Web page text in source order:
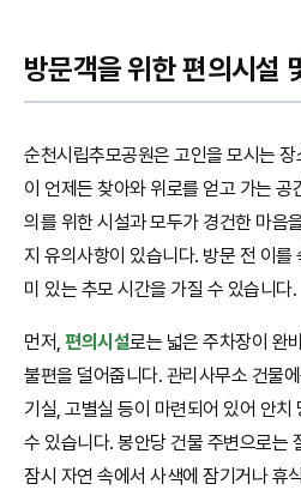
방문객을 위한 편의시설
순천시립추모공원은 고인을 모시는
이 언제든 찾아와 위로를 얻고 가는 공
의를 위한 시설과 모두가 경건한 마음
지 유의사항이 있습니다. 방문 전 이를
미 있는 추모 시간을 가질 수 있습니다.
먼저,편의시설로는 넓은 주차장이 완
불편을 덜어줍니다. 관리사무소 건물
기실, 고별실 등이 마련되어 있어 안
수 있습니다. 봉안당 건물 주변으로는
잠시 자연 속에서 사색에 잠기거나 휴